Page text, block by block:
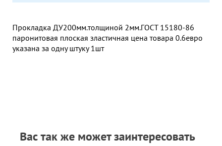
Прокладка ДУ200мм.толщиной 2мм.ГОСТ 15180-86
паронитовая плоская зластичная цена товара 0.6евро
указана за одну штуку 1шт
Вас так же может заинтересовать